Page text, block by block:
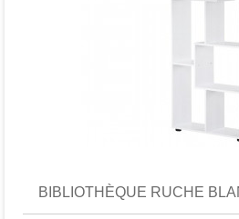
BIBLIOTHÈQUE RUCHE
Favori